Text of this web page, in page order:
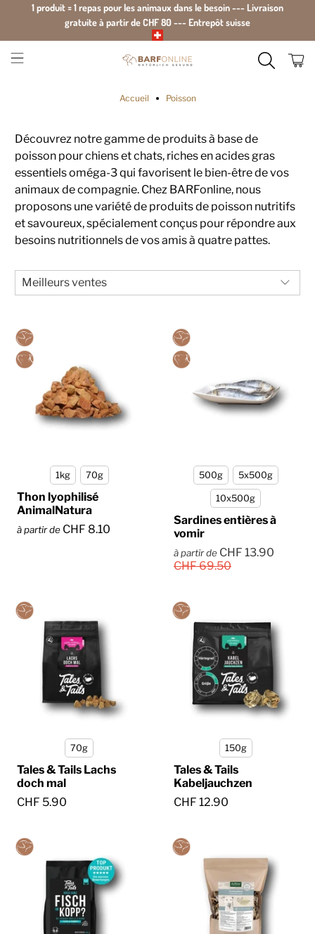
1 produit = 1 repas pour les animaux dans le besoin --- Livraison
gratuite à partir de CHF 80 --- Entrepôt suisse
Accueil Poisson
Découvrez notre gamme de produits à base de
poisson pour chiens et chats, riches en acides gras
essentiels oméga-3 qui favorisent le bien-être de vos
animaux de compagnie. Chez BARFonline, nous
proposons une variété de produits de poisson nutritifs
et savoureux, spécialement conçus pour répondre aux
besoins nutritionnels de vos amis à quatre pattes.
1kg 70g
Thon lyophilisé
AnimalNatura
à partir de CHF 8.10
500g 5x500g
10x500g
Sardines entières à
vomir
à partir de CHF 13.90
CHF 69.50
70g
Tales & Tails Lachs
doch mal
CHF 5.90
150g
Tales & Tails
Kabeljauchzen
CHF 12.90